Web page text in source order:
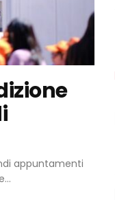
appuntamenti